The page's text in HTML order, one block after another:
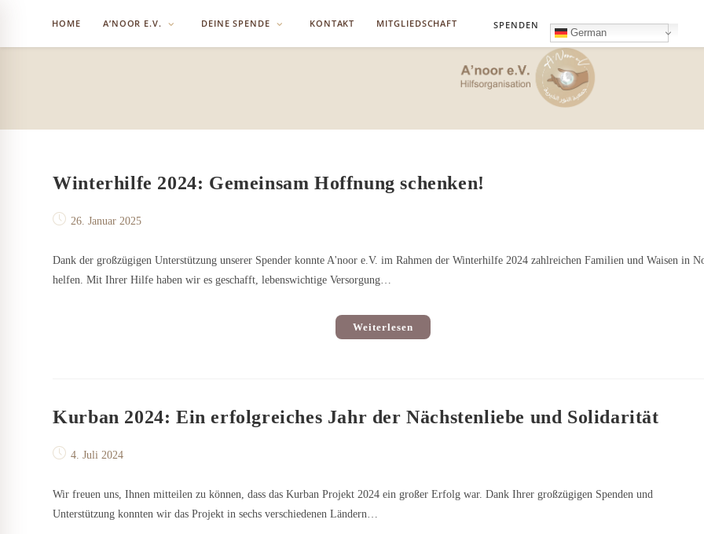
springen
HOME A’NOOR E.V. DEINE SPENDE KONTAKT MITGLIEDSCHAFT SPENDEN
German
Winterhilfe 2024: Gemeinsam Hoffnung schenken!
Beitrag26. Januar 2025
Dank der großzügigen Unterstützung unserer Spender konnte A'noor e.V. im Rahmen der Winterhilfe 2024 zahlreichen Familien und Waisen in
helfen. Mit Ihrer Hilfe haben wir es geschafft, lebenswichtige Versorgung…
Weiterlesen
Kurban 2024: Ein erfolgreiches Jahr der Nächstenliebe und Solidarität
Beitrag4. Juli 2024
Wir freuen uns, Ihnen mitteilen zu können, dass das Kurban Projekt 2024 ein großer Erfolg war. Dank Ihrer großzügigen Spenden und
Unterstützung konnten wir das Projekt in sechs verschiedenen Ländern…